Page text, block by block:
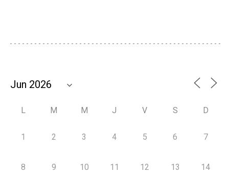
L M M J V S D
1 2 3 4 5 6 7
8 9 10 11 12 13 14